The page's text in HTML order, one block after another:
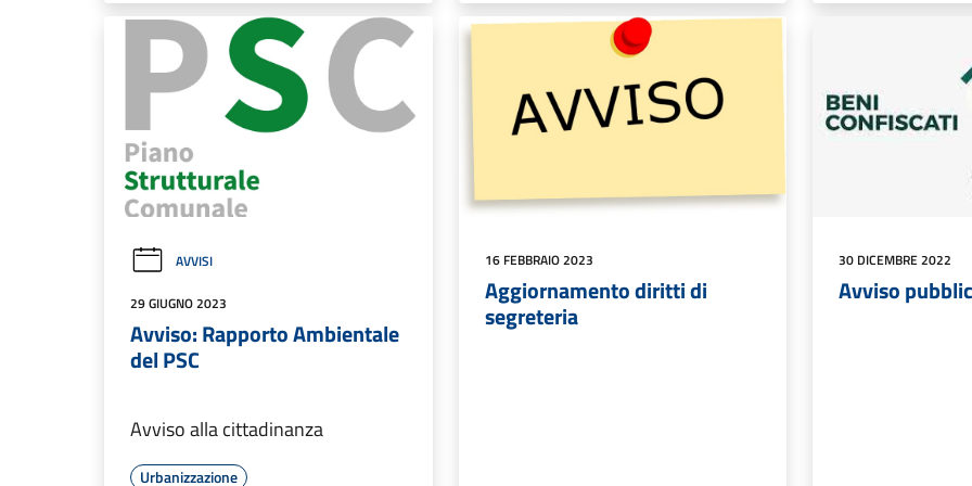
AVVISI
29 GIUGNO 2023
Avviso: Rapporto Ambientale
del PSC
Avviso alla cittadinanza
Urbanizzazione
16 FEBBRAIO 2023
Aggiornamento diritti di
segreteria
30 DICEMBRE 2022
Avviso